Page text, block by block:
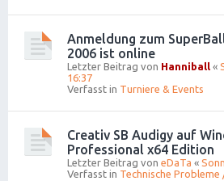
Anmeldung zum
2006 ist online
Letzter Beitrag von Hanniball «
16:37
Verfasst in Turniere & Events
Creativ SB Audigy auf
Professional x64 Edition
Letzter Beitrag von eDaTa «
Verfasst in Technische